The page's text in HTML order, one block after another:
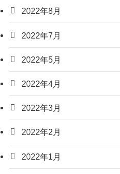
2022年8月
2022年7月
2022年5月
2022年4月
2022年3月
2022年2月
2022年1月